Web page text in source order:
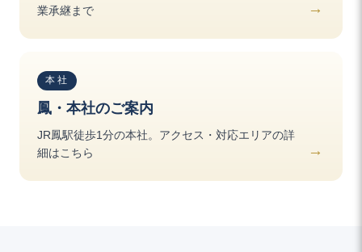
業承継まで
本社
鳳・本社のご案内
JR鳳駅徒歩1分の本社。アクセス・対応エリアの詳
細はこちら